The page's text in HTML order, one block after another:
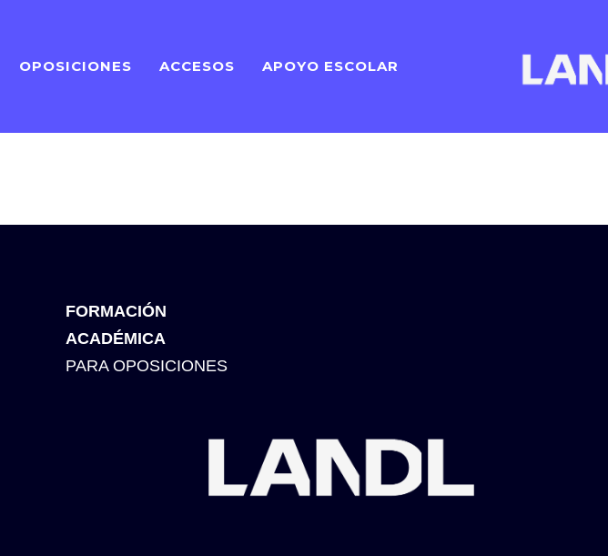
OPOSICIONES ACCESOS APOYO ESCOLAR
FORMACIÓN
ACADÉMICA
PARA OPOSICIONES